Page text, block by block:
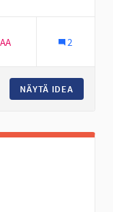
2
NÄYTÄ IDEA